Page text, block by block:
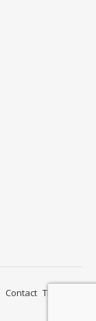
Contact Thuis bij…